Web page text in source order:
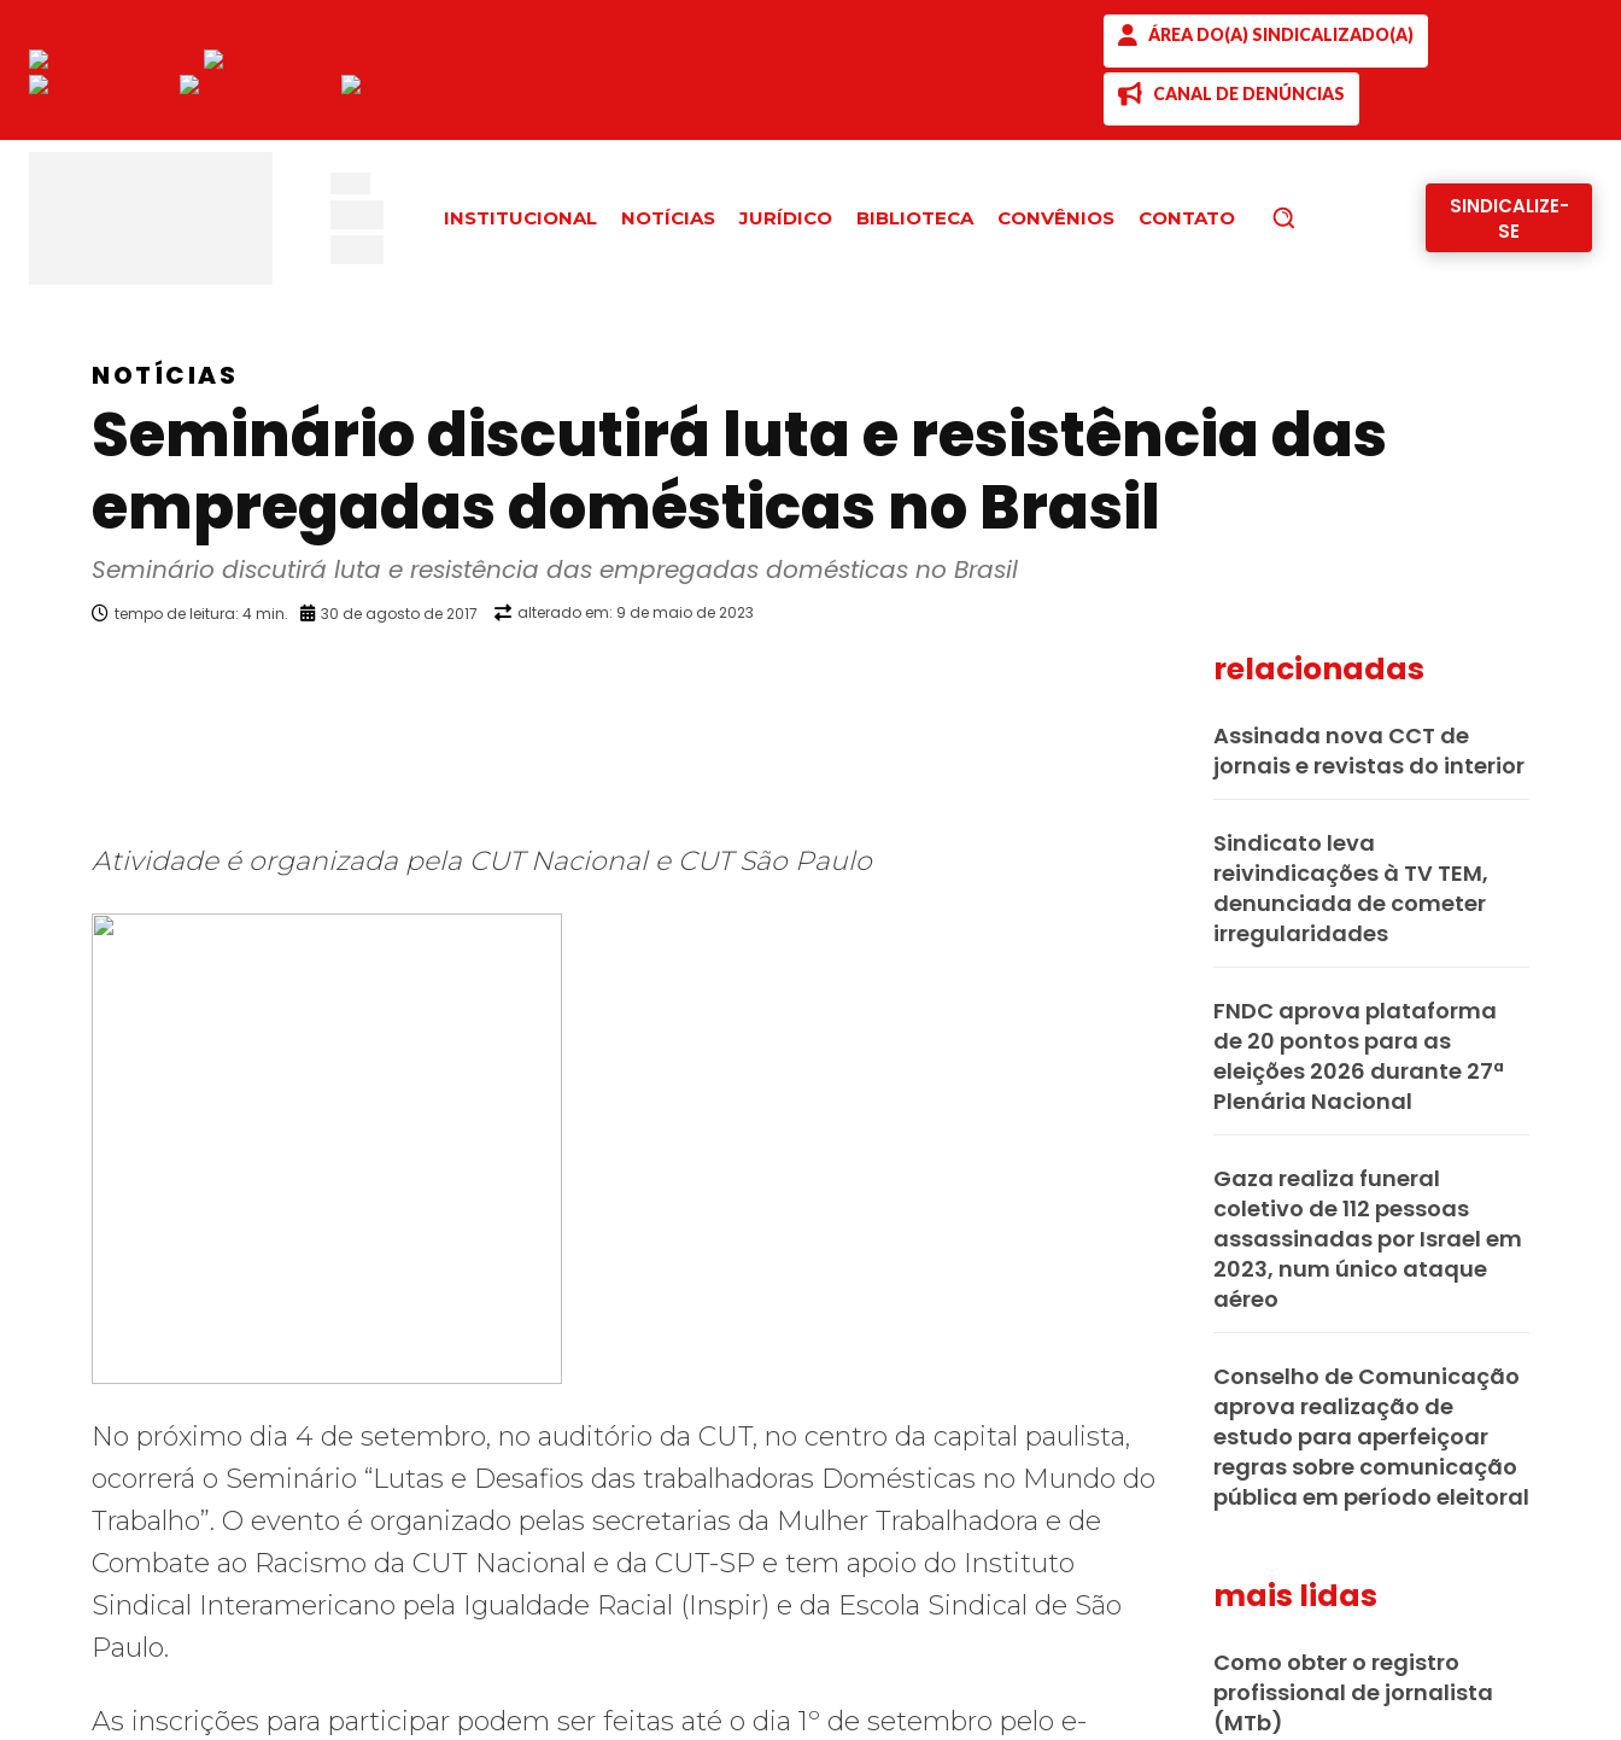
ÁREA DO(A) SINDICALIZADO(A)
CANAL DE DENÚNCIAS
INSTITUCIONAL NOTÍCIAS JURÍDICO BIBLIOTECA CONVÊNIOS CONTATO
SINDICALIZE-
SE
NOTÍCIAS
Seminário discutirá luta e resistência das
empregadas domésticas no Brasil
Seminário discutirá luta e resistência das empregadas domésticas no Brasil
tempo de leitura: 4min. 30 de agosto de 2017 alterado em: 9 de maio de 2023
Atividade é organizada pela CUT Nacional e CUT São Paulo
No próximo dia 4 de setembro, no auditório da CUT, no centro da capital paulista,
ocorrerá o Seminário “Lutas e Desafios das trabalhadoras Domésticas no Mundo do
Trabalho”. O evento é organizado pelas secretarias da Mulher Trabalhadora e de
Combate ao Racismo da CUT Nacional e da CUT-SP e tem apoio do Instituto
Sindical Interamericano pela Igualdade Racial (Inspir) e da Escola Sindical de São
Paulo.
As inscrições para participar podem ser feitas até o dia 1º de setembro pelo e-
relacionadas
Assinada nova CCT de
jornais e revistas do interior
Sindicato leva
reivindicações à TV TEM,
denunciada de cometer
irregularidades
FNDC aprova plataforma
de 20 pontos para as
eleições 2026 durante 27ª
Plenária Nacional
Gaza realiza funeral
coletivo de 112 pessoas
assassinadas por Israel em
2023, num único ataque
aéreo
Conselho de Comunicação
aprova realização de
estudo para aperfeiçoar
regras sobre comunicação
pública em período eleitoral
mais lidas
Como obter o registro
profissional de jornalista
(MTb)